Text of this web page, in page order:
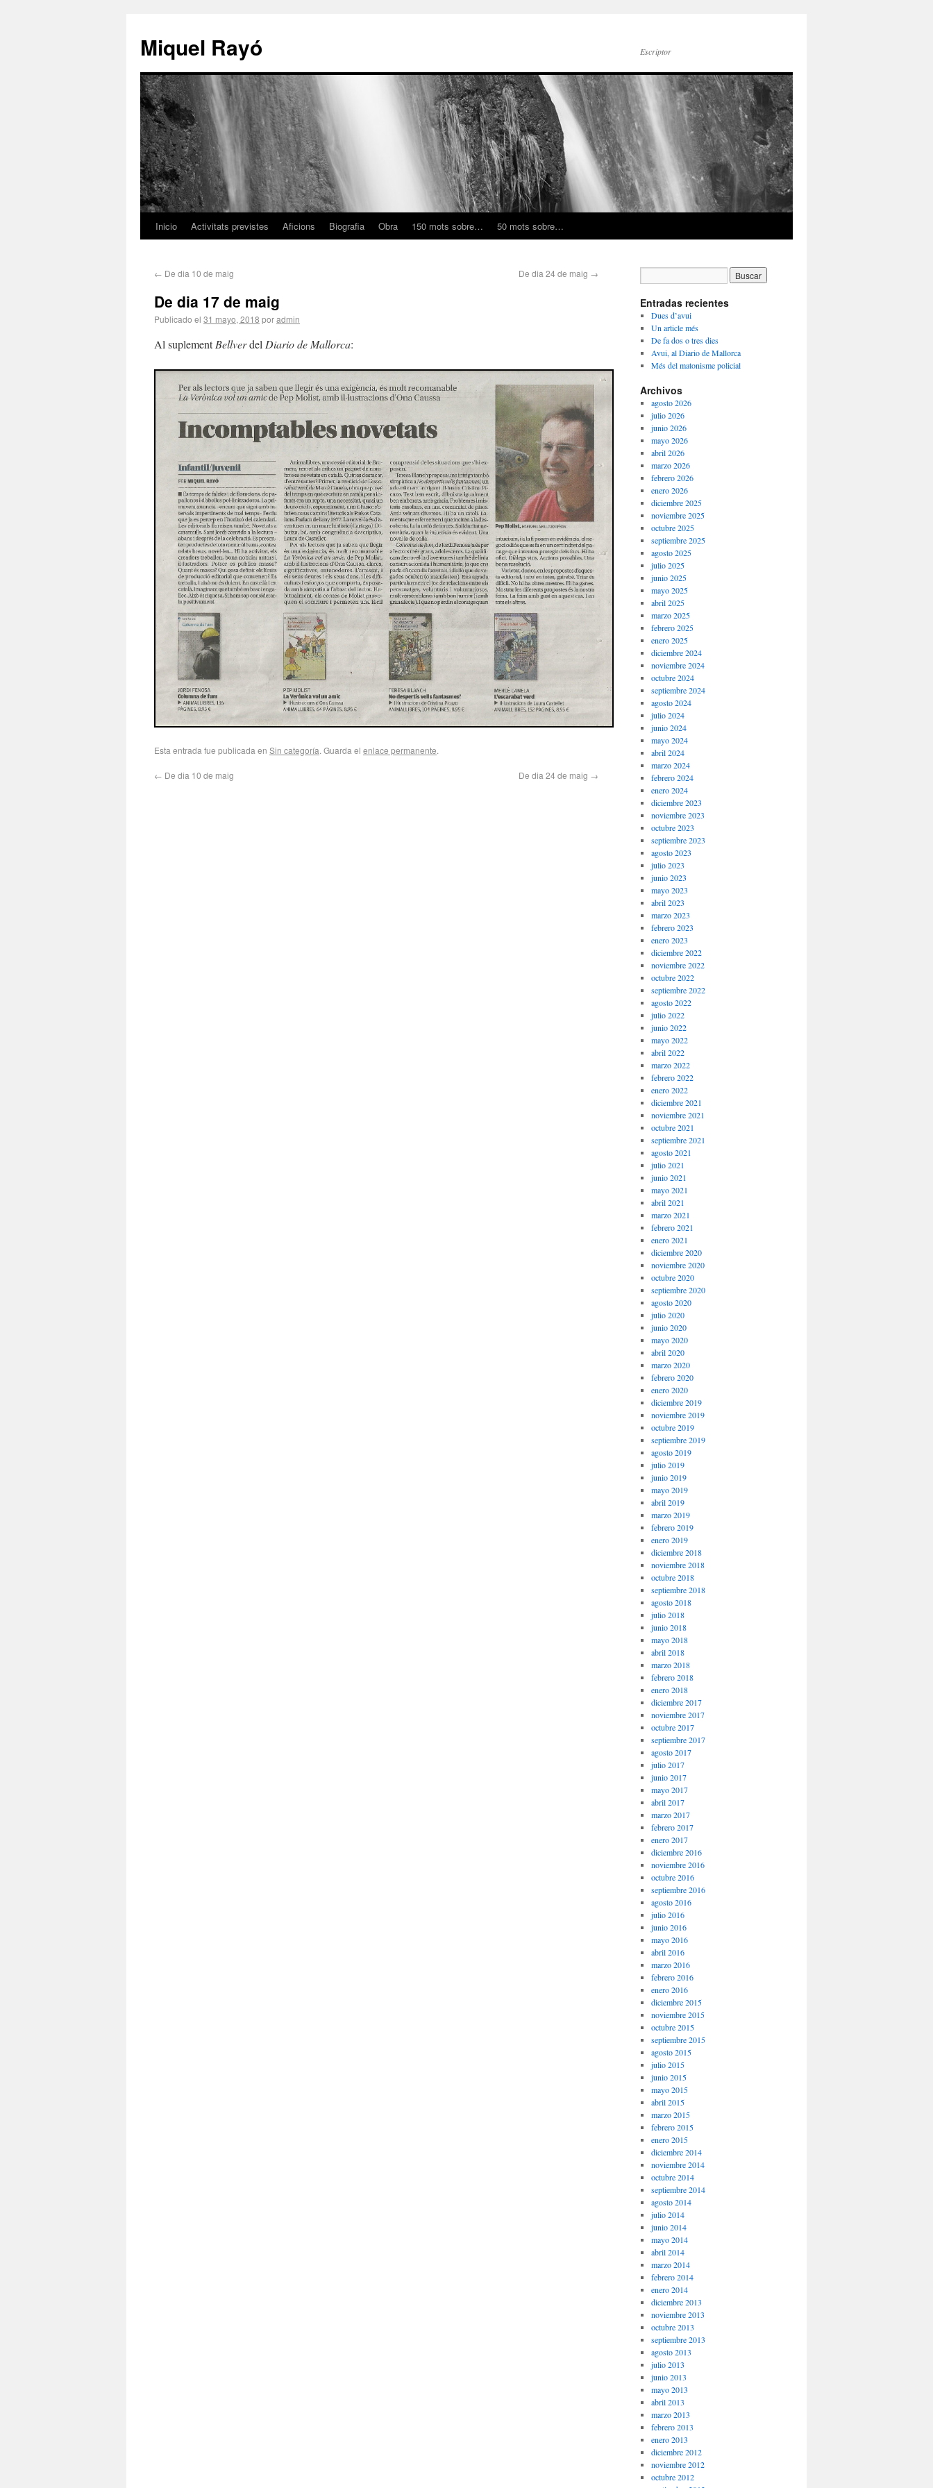
Miquel Rayó Escriptor
Inicio Activitats previstes Aficions Biografia Obra 150 mots sobre… 50 mots sobre…
← De dia 10 de maig De dia 24 de maig →
De dia 17 de maig
Publicado el 31 mayo, 2018 poradmin
Al suplementBellverdel Diario de Mallorca:
Esta entrada fue publicada en Sin categoría. Guarda el enlace permanente.
← De dia 10 de maig De dia 24 de maig →
Entradas recientes
Dues d’avui
Un article més
De fa dos o tres dies
Avui, al Diario de Mallorca
Més del matonisme policial
Archivos
agosto 2026
julio 2026
junio 2026
mayo 2026
abril 2026
marzo 2026
febrero 2026
enero 2026
diciembre 2025
noviembre 2025
octubre 2025
septiembre 2025
agosto 2025
julio 2025
junio 2025
mayo 2025
abril 2025
marzo 2025
febrero 2025
enero 2025
diciembre 2024
noviembre 2024
octubre 2024
septiembre 2024
agosto 2024
julio 2024
junio 2024
mayo 2024
abril 2024
marzo 2024
febrero 2024
enero 2024
diciembre 2023
noviembre 2023
octubre 2023
septiembre 2023
agosto 2023
julio 2023
junio 2023
mayo 2023
abril 2023
marzo 2023
febrero 2023
enero 2023
diciembre 2022
noviembre 2022
octubre 2022
septiembre 2022
agosto 2022
julio 2022
junio 2022
mayo 2022
abril 2022
marzo 2022
febrero 2022
enero 2022
diciembre 2021
noviembre 2021
octubre 2021
septiembre 2021
agosto 2021
julio 2021
junio 2021
mayo 2021
abril 2021
marzo 2021
febrero 2021
enero 2021
diciembre 2020
noviembre 2020
octubre 2020
septiembre 2020
agosto 2020
julio 2020
junio 2020
mayo 2020
abril 2020
marzo 2020
febrero 2020
enero 2020
diciembre 2019
noviembre 2019
octubre 2019
septiembre 2019
agosto 2019
julio 2019
junio 2019
mayo 2019
abril 2019
marzo 2019
febrero 2019
enero 2019
diciembre 2018
noviembre 2018
octubre 2018
septiembre 2018
agosto 2018
julio 2018
junio 2018
mayo 2018
abril 2018
marzo 2018
febrero 2018
enero 2018
diciembre 2017
noviembre 2017
octubre 2017
septiembre 2017
agosto 2017
julio 2017
junio 2017
mayo 2017
abril 2017
marzo 2017
febrero 2017
enero 2017
diciembre 2016
noviembre 2016
octubre 2016
septiembre 2016
agosto 2016
julio 2016
junio 2016
mayo 2016
abril 2016
marzo 2016
febrero 2016
enero 2016
diciembre 2015
noviembre 2015
octubre 2015
septiembre 2015
agosto 2015
julio 2015
junio 2015
mayo 2015
abril 2015
marzo 2015
febrero 2015
enero 2015
diciembre 2014
noviembre 2014
octubre 2014
septiembre 2014
agosto 2014
julio 2014
junio 2014
mayo 2014
abril 2014
marzo 2014
febrero 2014
enero 2014
diciembre 2013
noviembre 2013
octubre 2013
septiembre 2013
agosto 2013
julio 2013
junio 2013
mayo 2013
abril 2013
marzo 2013
febrero 2013
enero 2013
diciembre 2012
noviembre 2012
octubre 2012